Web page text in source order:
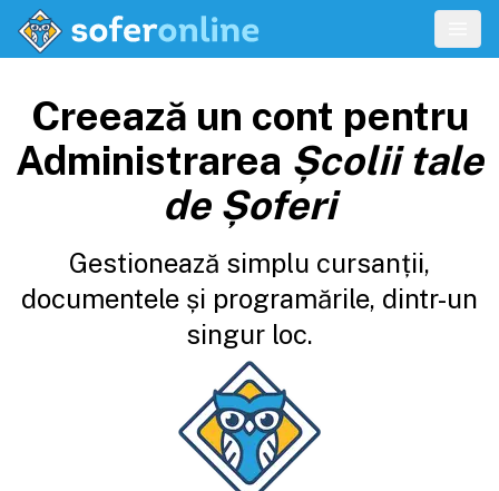
Creează un cont pentru
Administrarea Școlii tale
de Șoferi
Gestionează simplu cursanții,
documentele și programările, dintr-un
singur loc.